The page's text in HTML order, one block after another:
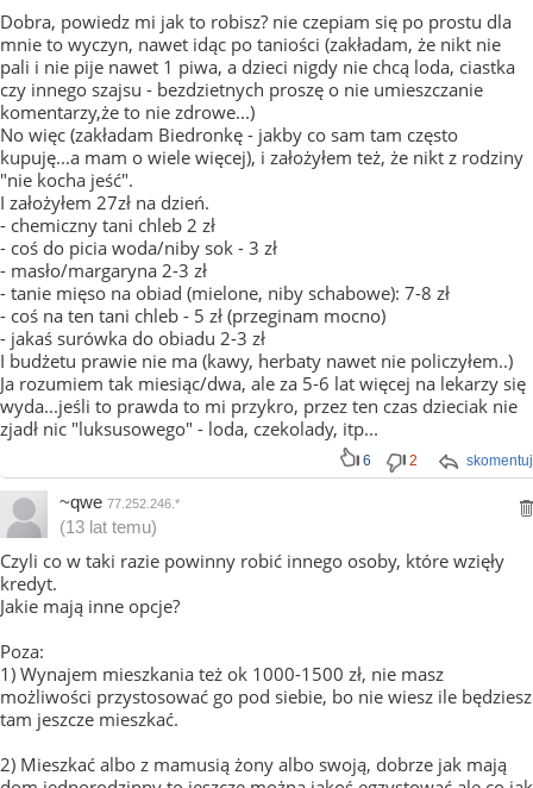
Dobra, powiedz mi jak to robisz? nie czepiam się po prostu dla
mnie to wyczyn, nawet idąc po taniości (zakładam, że nikt nie
pali i nie pije nawet 1 piwa, a dzieci nigdy nie chcą loda, ciastka
czy innego szajsu - bezdzietnych proszę o nie umieszczanie
komentarzy,że to nie zdrowe...)
No więc (zakładam Biedronkę - jakby co sam tam często
kupuję...a mam o wiele więcej), i założyłem też, że nikt z rodziny
"nie kocha jeść".
I założyłem 27zł na dzień.
- chemiczny tani chleb 2 zł
- coś do picia woda/niby sok - 3 zł
- masło/margaryna 2-3 zł
- tanie mięso na obiad (mielone, niby schabowe): 7-8 zł
- coś na ten tani chleb - 5 zł (przeginam mocno)
- jakaś surówka do obiadu 2-3 zł
I budżetu prawie nie ma (kawy, herbaty nawet nie policzyłem..)
Ja rozumiem tak miesiąc/dwa, ale za 5-6 lat więcej na lekarzy się
wyda...jeśli to prawda to mi przykro, przez ten czas dzieciak nie
zjadł nic "luksusowego" - loda, czekolady, itp...
skomentuj
6 2
~qwe 77.252.246.*
(13 lat temu)
Czyli co w taki razie powinny robić innego osoby, które wzięły
kredyt.
Jakie mają inne opcje?
Poza:
1) Wynajem mieszkania też ok 1000-1500 zł, nie masz
możliwości przystosować go pod siebie, bo nie wiesz ile będziesz
tam jeszcze mieszkać.
2) Mieszkać albo z mamusią żony albo swoją, dobrze jak mają